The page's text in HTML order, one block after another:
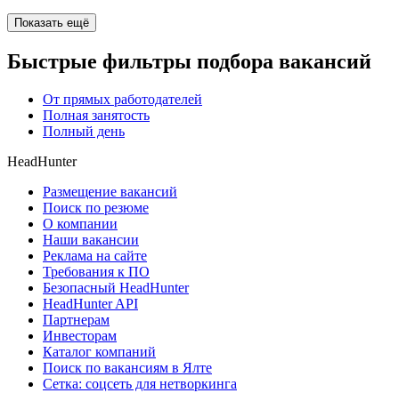
Показать ещё
Быстрые фильтры подбора вакансий
От прямых работодателей
Полная занятость
Полный день
HeadHunter
Размещение вакансий
Поиск по резюме
О компании
Наши вакансии
Реклама на сайте
Требования к ПО
Безопасный HeadHunter
HeadHunter API
Партнерам
Инвесторам
Каталог компаний
Поиск по вакансиям в Ялте
Сетка: соцсеть для нетворкинга